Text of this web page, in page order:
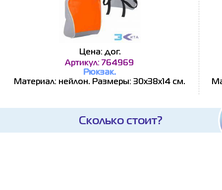
Цена: дог.
Артикул: 764969
Рюкзак.
Материал: нейлон. Размеры: 30х38х14 см.
Сколько стоит?